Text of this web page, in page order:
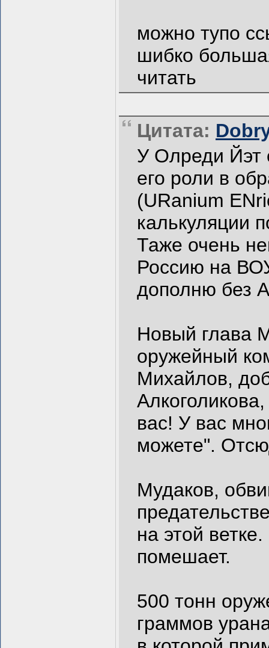
можно тупо
шибко
читать
Цитата:
У Олреди Йэт
его роли в
(URanium
калькуляции
Таже очень
Россию на
дополню без
Новый глава
оружейный
Михайлов,
вас! У вас
можете".
Мудаков,
на этой
помешает.
500 тонн
граммов